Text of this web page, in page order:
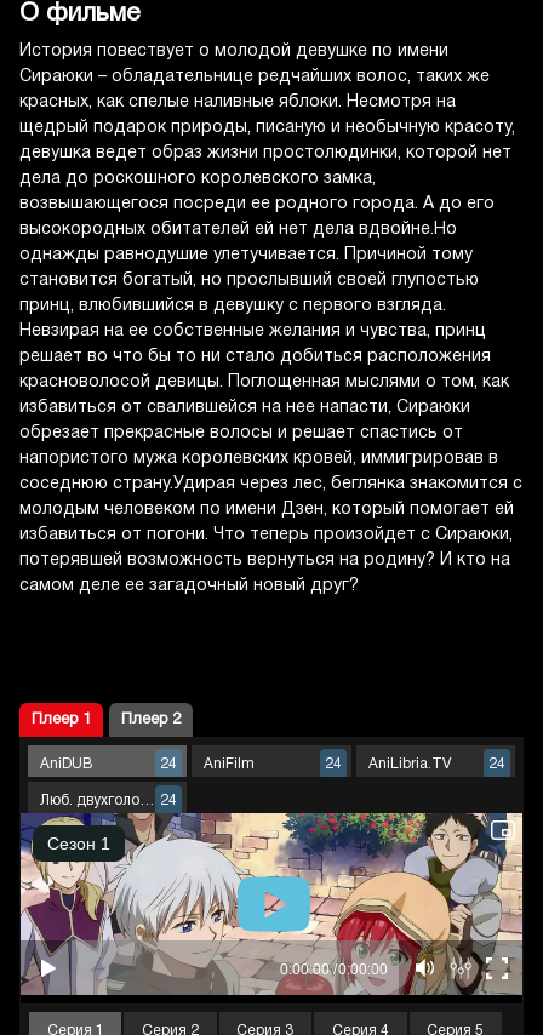
О фильме
История повествует о молодой девушке по имени
Cираюки – обладательнице редчайших волос, таких же
красных, как спелые наливные яблоки. Несмотря на
щедрый подарок природы, писаную и необычную красоту,
девушка ведет образ жизни простолюдинки, которой нет
дела до роскошного королевского замка,
возвышающегося посреди ее родного города. А до его
высокородных обитателей ей нет дела вдвойне.Но
однажды равнодушие улетучивается. Причиной тому
становится богатый, но прослывший своей глупостью
принц, влюбившийся в девушку с первого взгляда.
Невзирая на ее собственные желания и чувства, принц
решает во что бы то ни стало добиться расположения
красноволосой девицы. Поглощенная мыслями о том, как
избавиться от свалившейся на нее напасти, Cираюки
обрезает прекрасные волосы и решает спастись от
напористого мужа королевских кровей, иммигрировав в
соседнюю страну.Удирая через лес, беглянка знакомится с
молодым человеком по имени Дзен, который помогает ей
избавиться от погони. Что теперь произойдет с Cираюки,
потерявшей возможность вернуться на родину? И кто на
самом деле ее загадочный новый друг?
Плеер 1 Плеер 2
AniDUB 24 AniFilm 24 AniLibria.TV 24
24
Серия 1 Серия 2 Серия 3 Серия 4 Серия 5